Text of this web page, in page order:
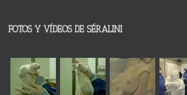
FOTOS Y VÍDEOS DE SÉRALINI